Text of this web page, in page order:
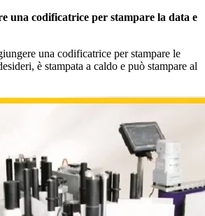
una codificatrice per stampare la data e
una codificatrice per stampare le
è stampata a caldo e può stampare al